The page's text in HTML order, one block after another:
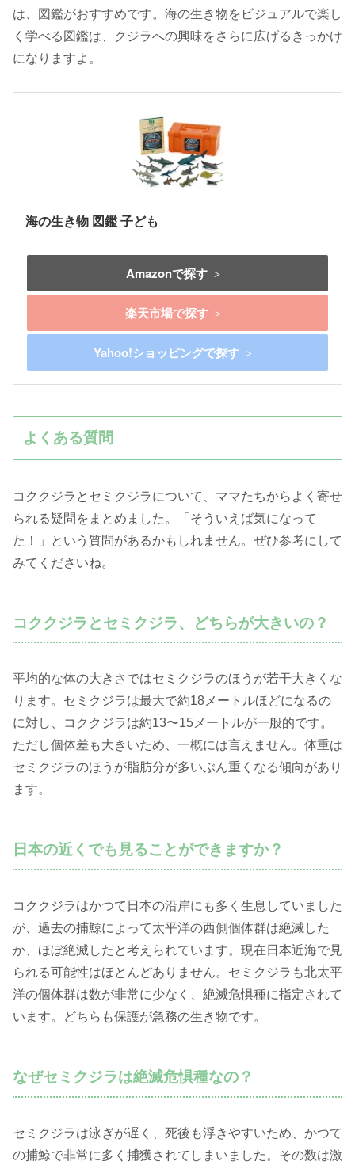
は、図鑑がおすすめです。海の生き物をビジュアルで楽し
く学べる図鑑は、クジラへの興味をさらに広げるきっかけ
になりますよ。
海の生き物 図鑑 子ども
Amazonで探す
楽天市場で探す
Yahoo!ショッピングで探す
よくある質問
コククジラとセミクジラについて、ママたちからよく寄せ
られる疑問をまとめました。「そういえば気になって
た！」という質問があるかもしれません。ぜひ参考にして
みてくださいね。
コククジラとセミクジラ、どちらが大きいの？
平均的な体の大きさではセミクジラのほうが若干大きくな
ります。セミクジラは最大で約18メートルほどになるの
に対し、コククジラは約13〜15メートルが一般的です。
ただし個体差も大きいため、一概には言えません。体重は
セミクジラのほうが脂肪分が多いぶん重くなる傾向があり
ます。
日本の近くでも見ることができますか？
コククジラはかつて日本の沿岸にも多く生息していました
が、過去の捕鯨によって太平洋の西側個体群は絶滅した
か、ほぼ絶滅したと考えられています。現在日本近海で見
られる可能性はほとんどありません。セミクジラも北太平
洋の個体群は数が非常に少なく、絶滅危惧種に指定されて
います。どちらも保護が急務の生き物です。
なぜセミクジラは絶滅危惧種なの？
セミクジラは泳ぎが遅く、死後も浮きやすいため、かつて
の捕鯨で非常に多く捕獲されてしまいました。その数は激